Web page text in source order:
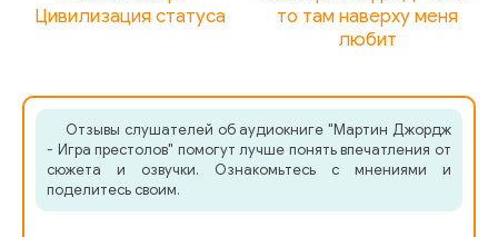
077
079
080
081
Цивилизация статуса
то там наверху меня
любит
Отзывы слушателей об аудиокниге "Мартин Джордж
- Игра престолов" помогут лучше понять впечатления от
сюжета и озвучки. Ознакомьтесь с мнениями и
поделитесь своим.